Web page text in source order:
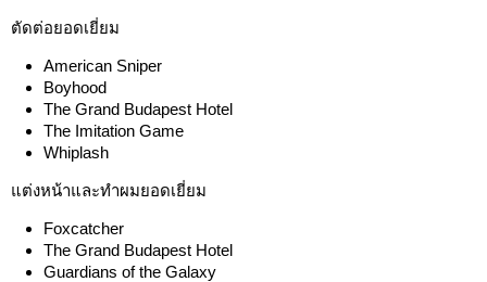
ตัดต่อยอดเยี่ยม
American Sniper
Boyhood
The Grand Budapest Hotel
The Imitation Game
Whiplash
แต่งหน้าและทำผมยอดเยี่ยม
Foxcatcher
The Grand Budapest Hotel
Guardians of the Galaxy